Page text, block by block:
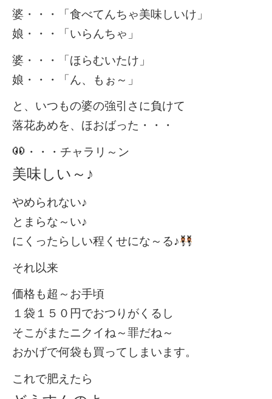
婆・・・「食べてんちゃ美味しいけ」
娘・・・「いらんちゃ」
婆・・・「ほらむいたけ」
娘・・・「ん、もぉ～」
と、いつもの婆の強引さに負けて
落花あめを、ほおばった・・・
・・・チャラリ～ン
美味しい～♪
やめられない♪
とまらな～い♪
にくったらしい程くせにな～る♪
それ以来
価格も超～お手頃
１袋１５０円でおつりがくるし
そこがまたニクイね～罪だね～
おかげで何袋も買ってしまいます。
これで肥えたら